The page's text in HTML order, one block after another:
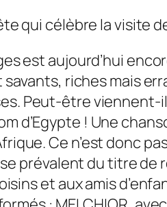
qui célèbre la visite
est aujourd’hui
riches mais
Peut-être
d’Egypte ! Une
Ce n’est donc
prévalent du titre
et aux amis